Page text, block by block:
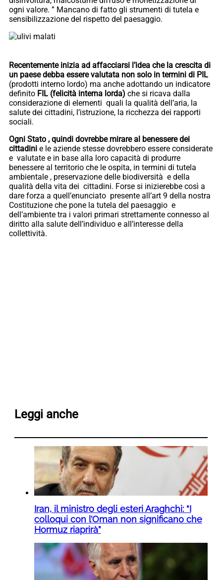
ogni valore. ” Mancano di fatto gli strumenti di tutela e
sensibilizzazione del rispetto del paesaggio.
Recentemente inizia ad affacciarsi l’idea che la crescita di
un paese debba essere valutata non solo in termini di PIL
(prodotti interno lordo) ma anche adottando un indicatore
definito FIL (felicità interna lorda) che si ricava dalla
considerazione di elementi quali la qualità dell’aria, la
salute dei cittadini, l’istruzione, la ricchezza dei rapporti
sociali.
Ogni Stato , quindi dovrebbe mirare al benessere dei
cittadini e le aziende stesse dovrebbero essere considerate
e valutate e in base alla loro capacità di produrre
benessere al territorio che le ospita, in termini di tutela
ambientale , preservazione delle biodiversità e della
qualità della vita dei cittadini. Forse si inizierebbe così a
dare forza a quell’enunciato presente all’art 9 della nostra
Costituzione che pone la tutela del paesaggio e
dell’ambiente tra i valori primari strettamente connesso al
diritto alla salute dell’individuo e all’interesse della
collettività.
Leggi anche
Iran, il ministro degli esteri Araghchi: “I
colloqui con l’Oman non significano che
Hormuz riaprirà”